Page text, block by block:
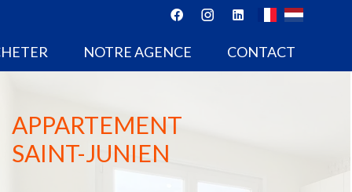
NOTRE AGENCE CONTACT
APPARTEMENT
SAINT-JUNIEN